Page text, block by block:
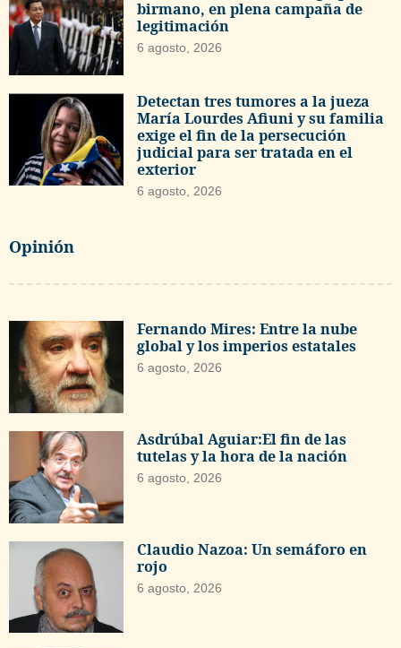
birmano, en plena campaña de
legitimación
6 agosto, 2026
Detectan tres tumores a la jueza
María Lourdes Afiuni y su familia
exige el fin de la persecución
judicial para ser tratada en el
exterior
6 agosto, 2026
Opinión
Fernando Mires: Entre la nube
global y los imperios estatales
6 agosto, 2026
Asdrúbal Aguiar:El fin de las
tutelas y la hora de la nación
6 agosto, 2026
Claudio Nazoa: Un semáforo en
rojo
6 agosto, 2026